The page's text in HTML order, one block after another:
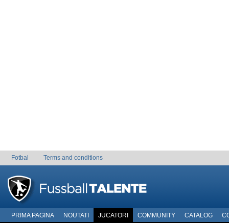
Fotbal Terms and conditions
PRIMA PAGINA NOUTATI JUCATORI COMMUNITY CATALOG